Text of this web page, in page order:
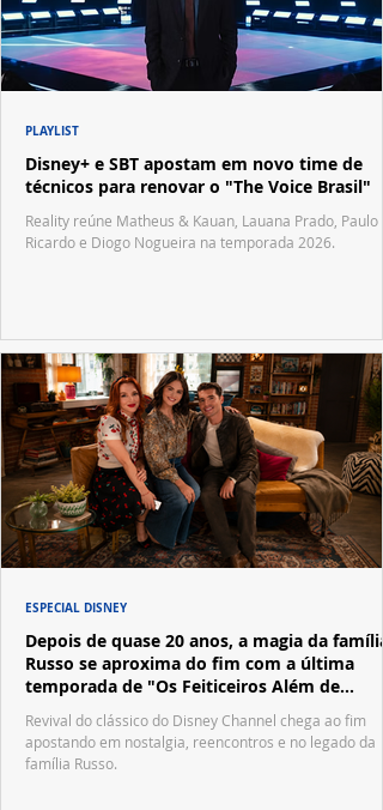
Disney+ e SBT apostam em novo time de
técnicos para renovar o "The Voice Brasil"
Reality reúne Matheus & Kauan, Lauana Prado, Paulo
Ricardo e Diogo Nogueira na temporada 2026.
PLAYLIST
Depois de quase 20 anos, a magia da família
Russo se aproxima do fim com a última
temporada de "Os Feiticeiros Além de
Revival do clássico do Disney Channel chega ao fim
apostando em nostalgia, reencontros e no legado da
família Russo.
ESPECIAL DISNEY